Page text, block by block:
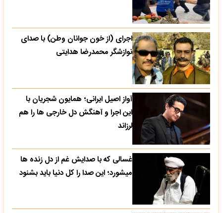
اجرای (از خون جوانان وطن) با صدای
نوازشگر محمدرضا هدایتی
آواز اصیل ایرانی؛ همایون شجریان با
این اجرا و آهنگش دل خارجی ها را هم
لرزاند
غسالی که با صدایش غم از دل زنده ها
میشورد؛ این صدا را کل دنیا باید بشنود